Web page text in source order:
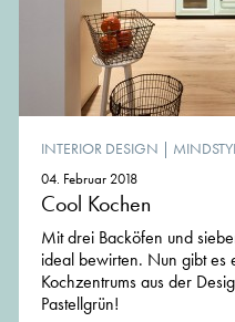
INTERIOR DESIGN |
04. Februar 2018
Cool Kochen
Mit drei Backöfen und
ideal bewirten. Nun gibt es
Kochzentrums aus der
Pastellgrün!